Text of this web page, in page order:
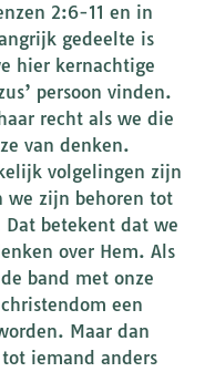
2:6-11 en in
gedeelte is
hier kernachtige
persoon vinden.
recht als we die
van denken.
volgelingen zijn
we zijn behoren tot
betekent dat we
over Hem. Als
band met onze
een
Maar dan
tot iemand anders